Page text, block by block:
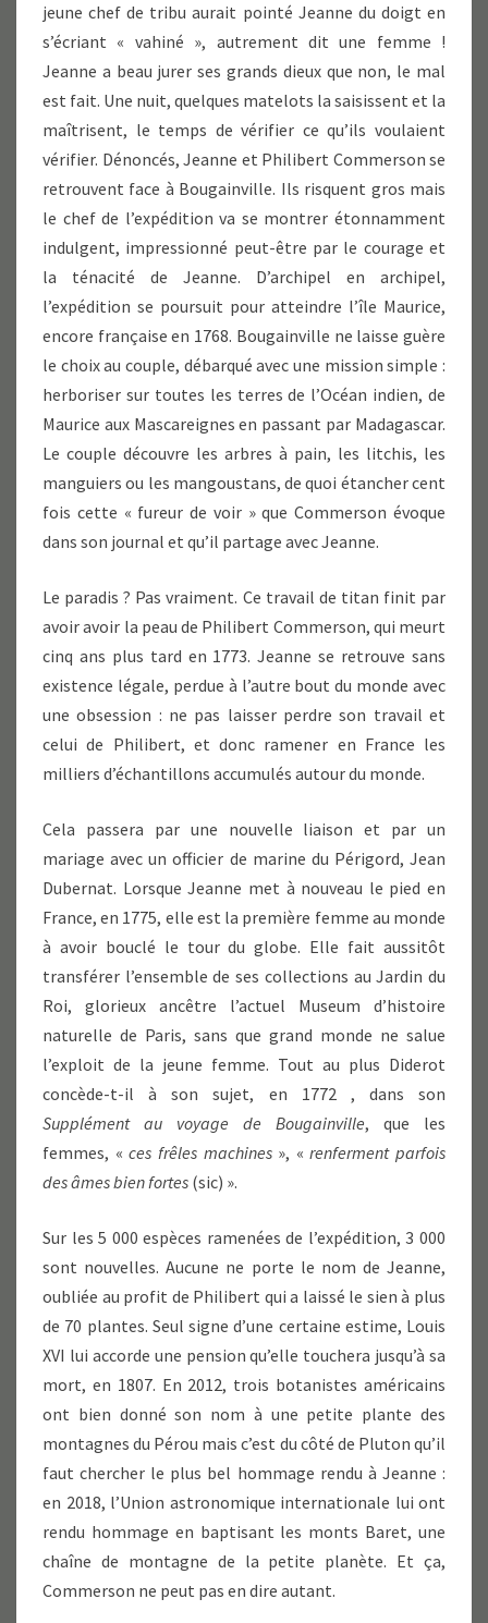
jeune chef de tribu aurait pointé Jeanne du doigt en
s’écriant « vahiné », autrement dit une femme !
Jeanne a beau jurer ses grands dieux que non, le mal
est fait. Une nuit, quelques matelots la saisissent et la
maîtrisent, le temps de vérifier ce qu’ils voulaient
vérifier. Dénoncés, Jeanne et Philibert Commerson se
retrouvent face à Bougainville. Ils risquent gros mais
le chef de l’expédition va se montrer étonnamment
indulgent, impressionné peut-être par le courage et
la ténacité de Jeanne. D’archipel en archipel,
l’expédition se poursuit pour atteindre l’île Maurice,
encore française en 1768. Bougainville ne laisse guère
le choix au couple, débarqué avec une mission simple :
herboriser sur toutes les terres de l’Océan indien, de
Maurice aux Mascareignes en passant par Madagascar.
Le couple découvre les arbres à pain, les litchis, les
manguiers ou les mangoustans, de quoi étancher cent
fois cette « fureur de voir » que Commerson évoque
dans son journal et qu’il partage avec Jeanne.
Le paradis ? Pas vraiment. Ce travail de titan finit par
avoir avoir la peau de Philibert Commerson, qui meurt
cinq ans plus tard en 1773. Jeanne se retrouve sans
existence légale, perdue à l’autre bout du monde avec
une obsession : ne pas laisser perdre son travail et
celui de Philibert, et donc ramener en France les
milliers d’échantillons accumulés autour du monde.
Cela passera par une nouvelle liaison et par un
mariage avec un officier de marine du Périgord, Jean
Dubernat. Lorsque Jeanne met à nouveau le pied en
France, en 1775, elle est la première femme au monde
à avoir bouclé le tour du globe. Elle fait aussitôt
transférer l’ensemble de ses collections au Jardin du
Roi, glorieux ancêtre l’actuel Museum d’histoire
naturelle de Paris, sans que grand monde ne salue
l’exploit de la jeune femme. Tout au plus Diderot
concède-t-il à son sujet, en 1772 , dans son
Supplément au voyage de Bougainville, que les
femmes, «ces frêles machines », «renferment parfois
des âmes bien fortes (sic) ».
Sur les 5 000 espèces ramenées de l’expédition, 3 000
sont nouvelles. Aucune ne porte le nom de Jeanne,
oubliée au profit de Philibert qui a laissé le sien à plus
de 70 plantes. Seul signe d’une certaine estime, Louis
XVI lui accorde une pension qu’elle touchera jusqu’à sa
mort, en 1807. En 2012, trois botanistes américains
ont bien donné son nom à une petite plante des
montagnes du Pérou mais c’est du côté de Pluton qu’il
faut chercher le plus bel hommage rendu à Jeanne :
en 2018, l’Union astronomique internationale lui ont
rendu hommage en baptisant les monts Baret, une
chaîne de montagne de la petite planète. Et ça,
Commerson ne peut pas en dire autant.